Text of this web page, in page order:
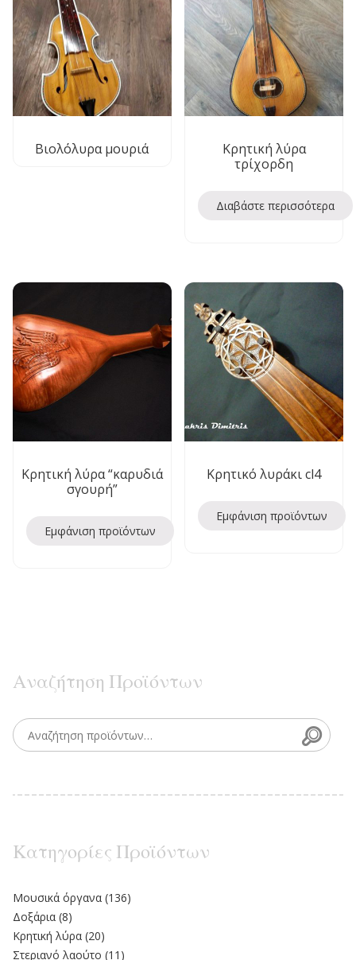
Βιολόλυρα μουριά
Κρητική λύρα
τρίχορδη
Διαβάστε περισσότερα
Κρητική λύρα “καρυδιά
σγουρή”
Εμφάνιση προϊόντων
Κρητικό λυράκι cl4
Εμφάνιση προϊόντων
Αναζήτηση Προϊόντων
Search for:
Κατηγορίες Προϊόντων
Moυσικά όργανα (136)
Δοξάρια (8)
Κρητική λύρα (20)
Στεριανό λαούτο (11)